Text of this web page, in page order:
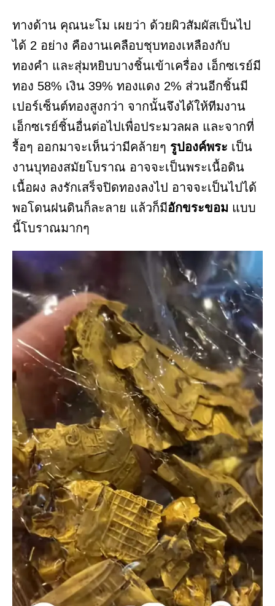
ทางด้าน คุณนะโม เผยว่า ด้วยผิวสัมผัสเป็นไป
ได้ 2 อย่าง คืองานเคลือบชุบทองเหลืองกับ
ทองคำ และสุ่มหยิบบางชิ้นเข้าเครื่อง เอ็กซเรย์มี
ทอง 58% เงิน 39% ทองแดง 2% ส่วนอีกชิ้นมี
เปอร์เซ็นต์ทองสูงกว่า จากนั้นจึงได้ให้ทีมงาน
เอ็กซเรย์ชิ้นอื่นต่อไปเพื่อประมวลผล และจากที่
รื้อๆ ออกมาจะเห็นว่ามีคล้ายๆ รูปองค์พระ เป็น
งานบุทองสมัยโบราณ อาจจะเป็นพระเนื้อดิน
เนื้อผง ลงรักเสร็จปิดทองลงไป อาจจะเป็นไปได้
พอโดนฝนดินก็ละลาย แล้วก็มีอักขระขอม แบบ
นี้โบราณมากๆ